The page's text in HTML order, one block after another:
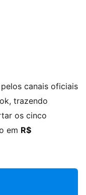
canais oficiais
trazendo
os cinco
em R$